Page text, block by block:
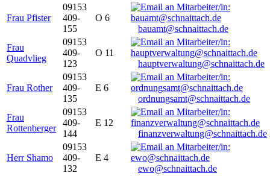
Frau Pfister
09153
409-
155
O 6
bauamt@schnaittach.de
Frau
Quadvlieg
09153
409-
123
O 11
hauptverwaltung@schnaittach.de
Frau Rother
09153
409-
135
E 6
ordnungsamt@schnaittach.de
Frau
Rottenberger
09153
409-
144
E 12
finanzverwaltung@schnaittach.de
Herr Shamo
09153
409-
132
E 4
ewo@schnaittach.de